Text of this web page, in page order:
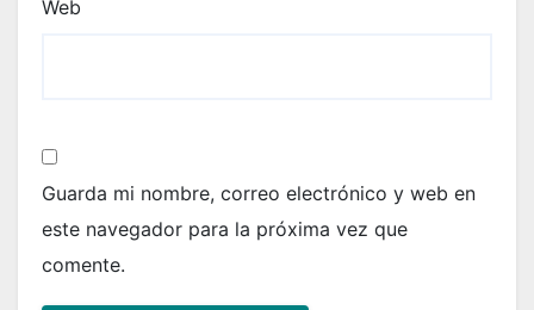
Web
Guarda mi nombre, correo electrónico y web en
este navegador para la próxima vez que
comente.